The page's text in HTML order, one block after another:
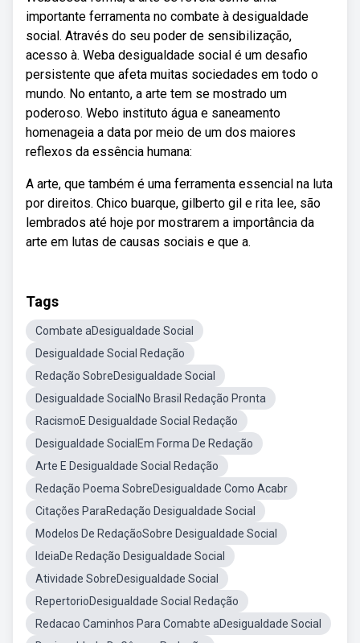
importante ferramenta no combate à desigualdade
social. Através do seu poder de sensibilização,
acesso à. Weba desigualdade social é um desafio
persistente que afeta muitas sociedades em todo o
mundo. No entanto, a arte tem se mostrado um
poderoso. Webo instituto água e saneamento
homenageia a data por meio de um dos maiores
reflexos da essência humana:
A arte, que também é uma ferramenta essencial na luta
por direitos. Chico buarque, gilberto gil e rita lee, são
lembrados até hoje por mostrarem a importância da
arte em lutas de causas sociais e que a.
Tags
Combate aDesigualdade Social
Desigualdade Social Redação
Redação SobreDesigualdade Social
Desigualdade SocialNo Brasil Redação Pronta
RacismoE Desigualdade Social Redação
Desigualdade SocialEm Forma De Redação
Arte E Desigualdade Social Redação
Redação Poema SobreDesigualdade Como Acabr
Citações ParaRedação Desigualdade Social
Modelos De RedaçãoSobre Desigualdade Social
IdeiaDe Redação Desigualdade Social
Atividade SobreDesigualdade Social
RepertorioDesigualdade Social Redação
Redacao Caminhos Para Comabte aDesigualdade Social